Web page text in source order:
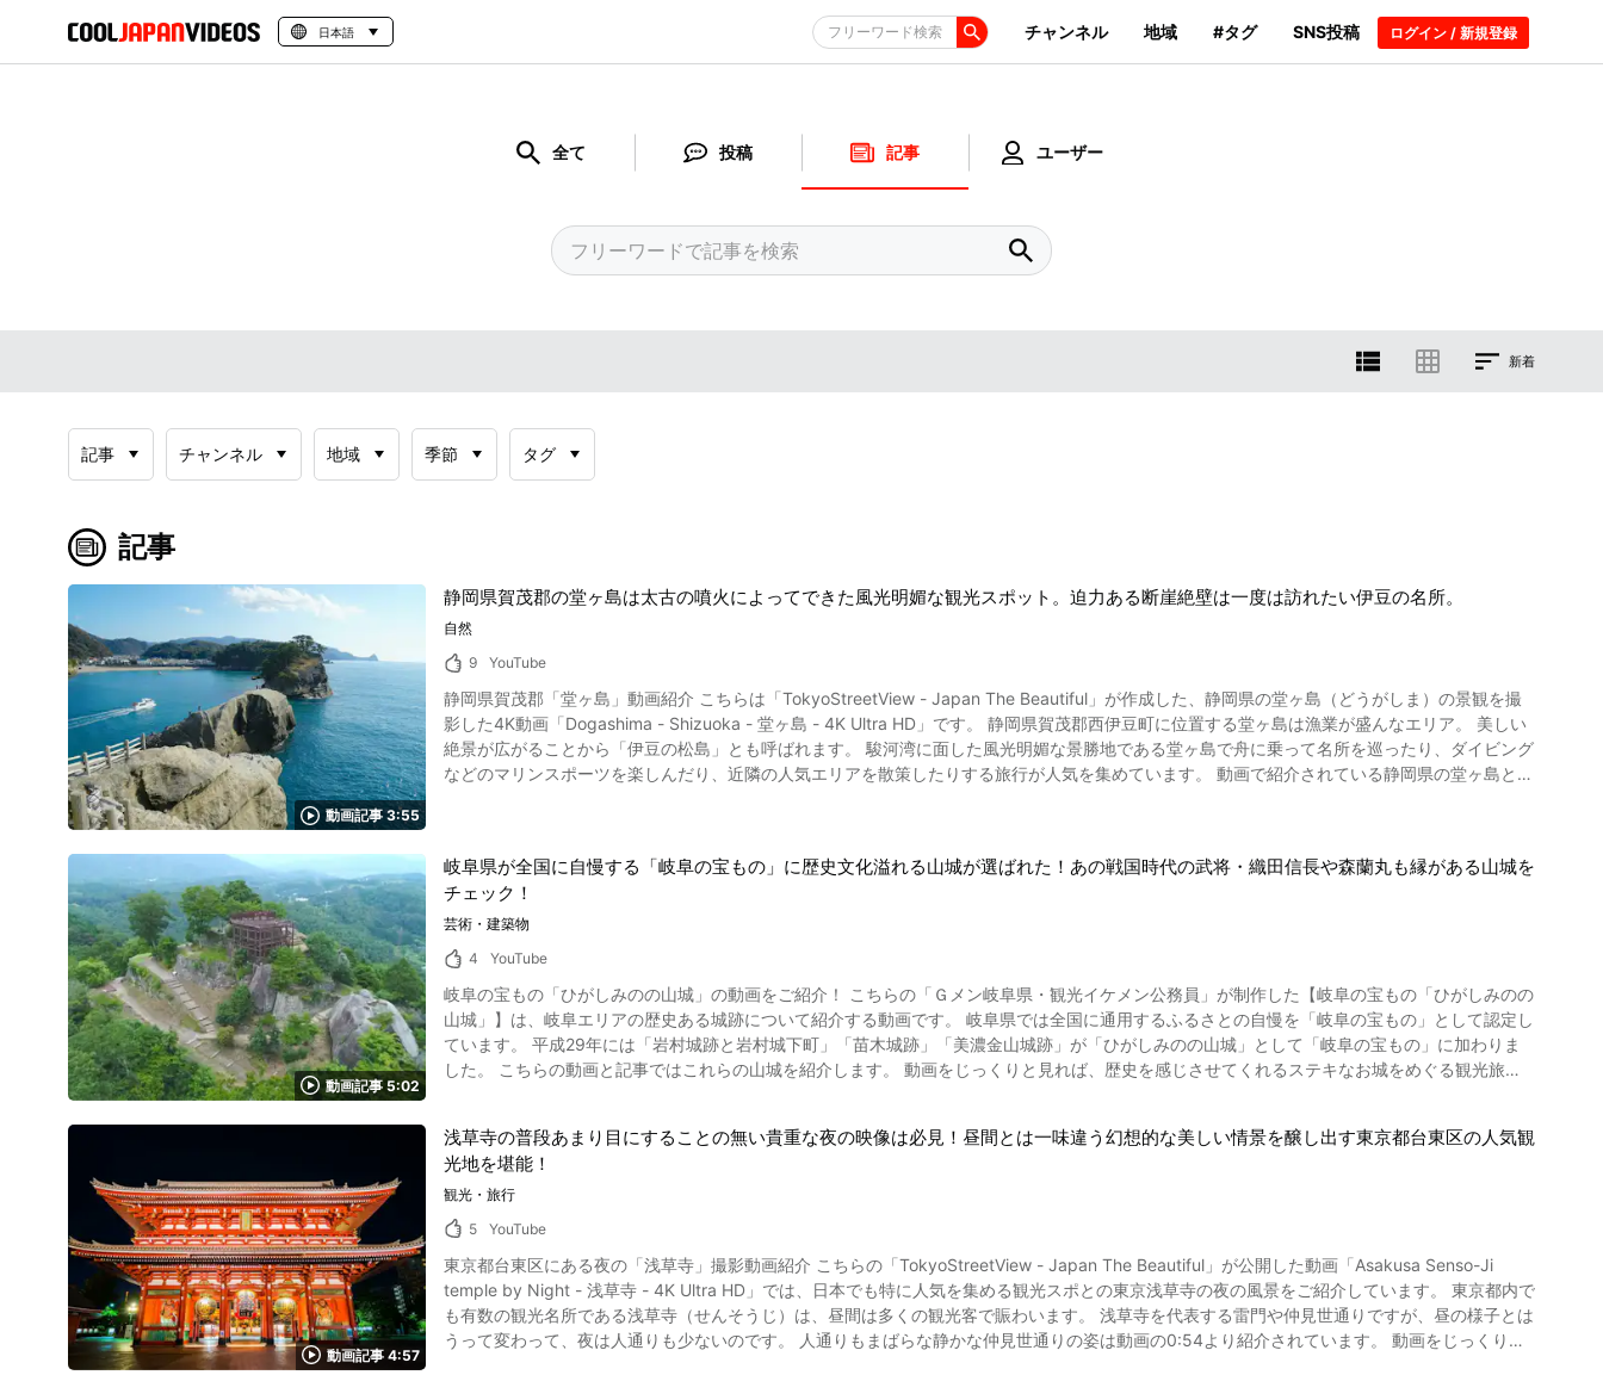
日本語 フリーワード検索 チャンネル 地域 #タグ SNS投稿 ログイン / 新規登録
全て 投稿 記事 ユーザー
新着
記事 チャンネル 地域 季節 タグ
記事
動画記事 3:55
静岡県賀茂郡の堂ヶ島は太古の噴火によってできた風光明媚な観光スポット。迫力ある断崖絶壁は一度は訪れたい伊豆の名所。
自然
9
YouTube
静岡県賀茂郡「堂ヶ島」動画紹介 こちらは「TokyoStreetView - Japan The Beautiful」が作成した、静岡県の堂ヶ島（どうがしま）の景観を撮
影した4K動画「Dogashima - Shizuoka - 堂ヶ島 - 4K Ultra HD」です。 静岡県賀茂郡西伊豆町に位置する堂ヶ島は漁業が盛んなエリア。 美しい
絶景が広がることから「伊豆の松島」とも呼ばれます。 駿河湾に面した風光明媚な景勝地である堂ヶ島で舟に乗って名所を巡ったり、ダイビング
などのマリンスポーツを楽しんだり、近隣の人気エリアを散策したりする旅行が人気を集めています。 動画で紹介されている静岡県の堂ヶ島とは
天窓洞という名所があります。 青の洞窟めぐり遊覧船や堂ヶ島洞窟めぐり遊覧船、千貫門クルーズと呼ばれるクルーズプランで、その絶景を堪能
することができます。 動画で紹介されている静岡県堂ヶ島エリアの島々の特徴とは？ 写真：堂ヶ島のトンボロ 堂ヶ島エリアにある象島（伝兵衛
島）、中ノ島、沖の瀬島、高島といった島々は三四郎島とも呼ばれます。 三四郎とは、源頼朝の家臣である「伊豆の三四郎」に由来しています。
干潮時には象島に瀬浜が現れる「堂ヶ島のトンボロ」と呼ばれる現象が起こり、歩いて渡ることができますよ。 天気のいい日には、島々を夕日が
照らす絶景も楽しめます。 動画で紹介されている静岡県西伊豆エリアのおすすめスポットは？ 写真：西伊豆堂ヶ島・遊歩道 堂ヶ島エリアでは堂
ヶ島遊歩道やなまこ壁通りのインスタ映えする景色を楽しんだり、加山雄三ミュージアムに立ち寄ってみましょう。 ほかに、沢田公園露天風呂や
堂ヶ島園地、伊豆自然学校、らんの里の吊り橋といった周辺観光スポットも人気です。 堂ヶ島エリアには海鮮食堂岩屋や堂ヶ島食堂といったラン
チスポットもありますよ。 堂ヶ島ニュー銀水や堂ヶ島アクーユ三四郎、海辺のかくれ湯清流といったホテルで堂ヶ島温泉を堪能するのもおすすめ
です。 動画では堂ヶ島周辺の港町が動画の2:29よりご覧になることができます。 昔から変わらず、懐かしく感じる街並みを動画でお楽しみくだ
ぜひクルーズ船に乗り、島々の美しい風景を眺めてみましょう。 伊豆の堂ヶ島エリアに出かけるのなら、伊豆半島ジオパークの案内サイトの情報
もチェックしてみてくださいね。 ◆堂ヶ島 概要紹介◆ 【住所】静岡県賀茂郡西伊豆町仁科堂ヶ島 【交通アクセス】伊豆箱根鉄道修善寺駅より
バスで70分、伊豆急下田駅よりバスで60分 【駐車場】あり（無料） 【公式ホームページ】西伊豆観光ガイド | 堂ヶ島 - 西伊豆町観光協会
https://www.nishiizu-kankou.com/sightseeing/dougashima.html 【トリップアドバイザー】堂ヶ島
https://www.tripadvisor.jp/Attraction_Review-g1121209-d2167482-Reviews-Dogashima_Island-
動画記事 5:02
岐阜県が全国に自慢する「岐阜の宝もの」に歴史文化溢れる山城が選ばれた！あの戦国時代の武将・織田信長や森蘭丸も縁がある山城を
チェック！
芸術・建築物
4
YouTube
岐阜の宝もの「ひがしみのの山城」の動画をご紹介！ こちらの「Ｇメン岐阜県・観光イケメン公務員」が制作した【岐阜の宝もの「ひがしみのの
山城」】は、岐阜エリアの歴史ある城跡について紹介する動画です。 岐阜県では全国に通用するふるさとの自慢を「岐阜の宝もの」として認定し
ています。 平成29年には「岩村城跡と岩村城下町」「苗木城跡」「美濃金山城跡」が「ひがしみのの山城」として「岐阜の宝もの」に加わりま
した。 こちらの動画と記事ではこれらの山城を紹介します。 動画をじっくりと見れば、歴史を感じさせてくれるステキなお城をめぐる観光旅行
られます。 鎌倉時代に築城された起源をもち、日本100名城や日本三大山城に選定されています。 壮大な城内の六段壁や霧ヶ井などの17カ所も
の井戸も残り、太鼓櫓（やぐら）いった景色の良い見どころも多数あります。 また、商家や旧家が建ち並ぶ岩村城下町は400年の歴史をもちま
す。 周辺の勝川家や工芸の館土佐屋、岩村歴史資料館などにも立ち寄ってみましょう。 動画では1:25より岩村城の再現CGもご覧になれます。 岐
阜の宝もの「ひがしみのの山城」で紹介されている「苗木城跡」とは 画像引用 :YouTube screenshot 動画の1:54からは、2つ目の中津川市の苗木
城跡が紹介されています。 苗木城は木曽川・城山大橋を渡った先にある標高432mの高台の絶景観光スポットです。 天守展望台からは360度の大
パノラマが広がり、木曽川を初めとした景観・景勝が一望できます。 戦国時代の1526年（大永6年）に築城され、江戸時代まで続いた苗木遠山家
の城です。 続日本100名城に数えられる歴史ある城跡で、天然の巨石を使った石垣や天守台、大矢倉や風吹門などたくさんの見どころがありま
す。 現在は天守台や大櫓などで岩を抱きかかえるように積まれた石垣をご覧になることができます。 苗木城の伝説や中津川市の歴史について
は、中津川市苗木遠山資料館で見学することができます。 動画では2:43より苗木城の再現CGもご覧になれます。 岐阜の宝もの「ひがしみのの山
動画記事 4:57
浅草寺の普段あまり目にすることの無い貴重な夜の映像は必見！昼間とは一味違う幻想的な美しい情景を醸し出す東京都台東区の人気観
光地を堪能！
観光・旅行
5
YouTube
東京都台東区にある夜の「浅草寺」撮影動画紹介 こちらの「TokyoStreetView - Japan The Beautiful」が公開した動画「Asakusa Senso-Ji
temple by Night - 浅草寺 - 4K Ultra HD」では、日本でも特に人気を集める観光スポとの東京浅草寺の夜の風景をご紹介しています。 東京都内で
も有数の観光名所である浅草寺（せんそうじ）は、昼間は多くの観光客で賑わいます。 浅草寺を代表する雷門や仲見世通りですが、昼の様子とは
うって変わって、夜は人通りも少ないのです。 人通りもまばらな静かな仲見世通りの姿は動画の0:54より紹介されています。 動画をじっくりと